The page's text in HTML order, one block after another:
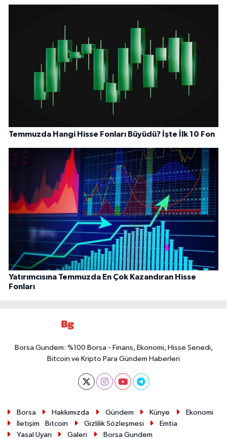
Temmuzda Hangi Hisse Fonları Büyüdü? İşte İlk 10 Fon
Yatırımcısına Temmuzda En Çok Kazandıran Hisse
Fonları
Borsa Gundem: %100 Borsa - Finans, Ekonomi, Hisse Senedi,
Bitcoin ve Kripto Para Gündem Haberleri
Borsa Hakkımızda Gündem Künye
Ekonomi
İletişim
Bitcoin Gizlilik Sözleşmesi
Emtia
Yasal Uyarı
Galeri Borsa Gundem